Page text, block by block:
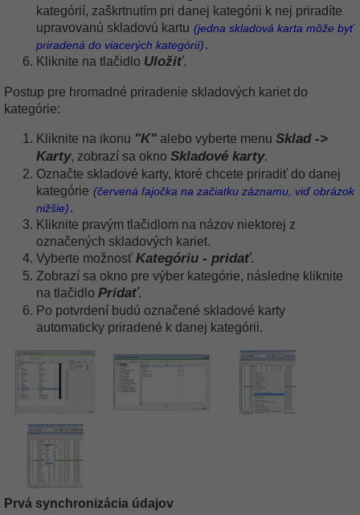
kategórií, zaškrtnutím pri danej kategórii k nej priradíte
upravovanú skladovú kartu (jedna skladová karta môže byť
priradená do viacerých kategórií).
Kliknite na tlačidlo Uložiť.
Postup pre hromadné priradenie skladových kariet do
kategórie:
Kliknite na ikonu "K" alebo vyberte menu Sklad ->
Karty, zobrazí sa okno Skladové karty.
Označte skladové karty, ktoré chcete priradiť do danej
kategórie (červená fajočka na začiatku záznamu, viď obrázok
nižšie).
Kliknite pravým tlačidlom na názov niektorej z
označených skladových kariet.
Vyberte možnosť Kategóriu - pridať.
Zobrazí sa okno pre výber kategórie, následne kliknite
na tlačidlo Pridať.
Po potvrdení budú označené skladové karty
automaticky priradené k danej kategórii.
Prvá synchronizácia údajov